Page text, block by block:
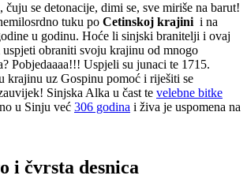
čuju se detonacije, dimi se, sve miriše na barut!
tuku po Cetinskoj krajinii na
u godinu. Hoće li sinjski branitelji i ovaj
obraniti svoju krajinu od mnogo
Pobjedaaaa!!! Uspjeli su junaci te 1715.
krajinu uz Gospinu pomoć i riješiti se
Sinjska Alka u čast te velebne bitke
u Sinju već 306 godina i živa je uspomena na
i čvrsta desnica